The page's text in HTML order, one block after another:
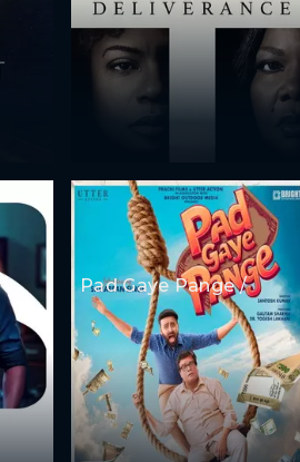
Pad Gaye Pange /